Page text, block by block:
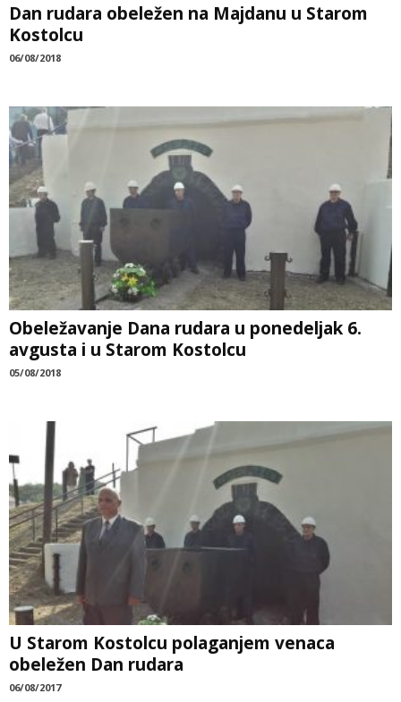
Dan rudara obeležen na Majdanu u Starom
Kostolcu
06/08/2018
Obeležavanje Dana rudara u ponedeljak 6.
avgusta i u Starom Kostolcu
05/08/2018
U Starom Kostolcu polaganjem venaca
obeležen Dan rudara
06/08/2017